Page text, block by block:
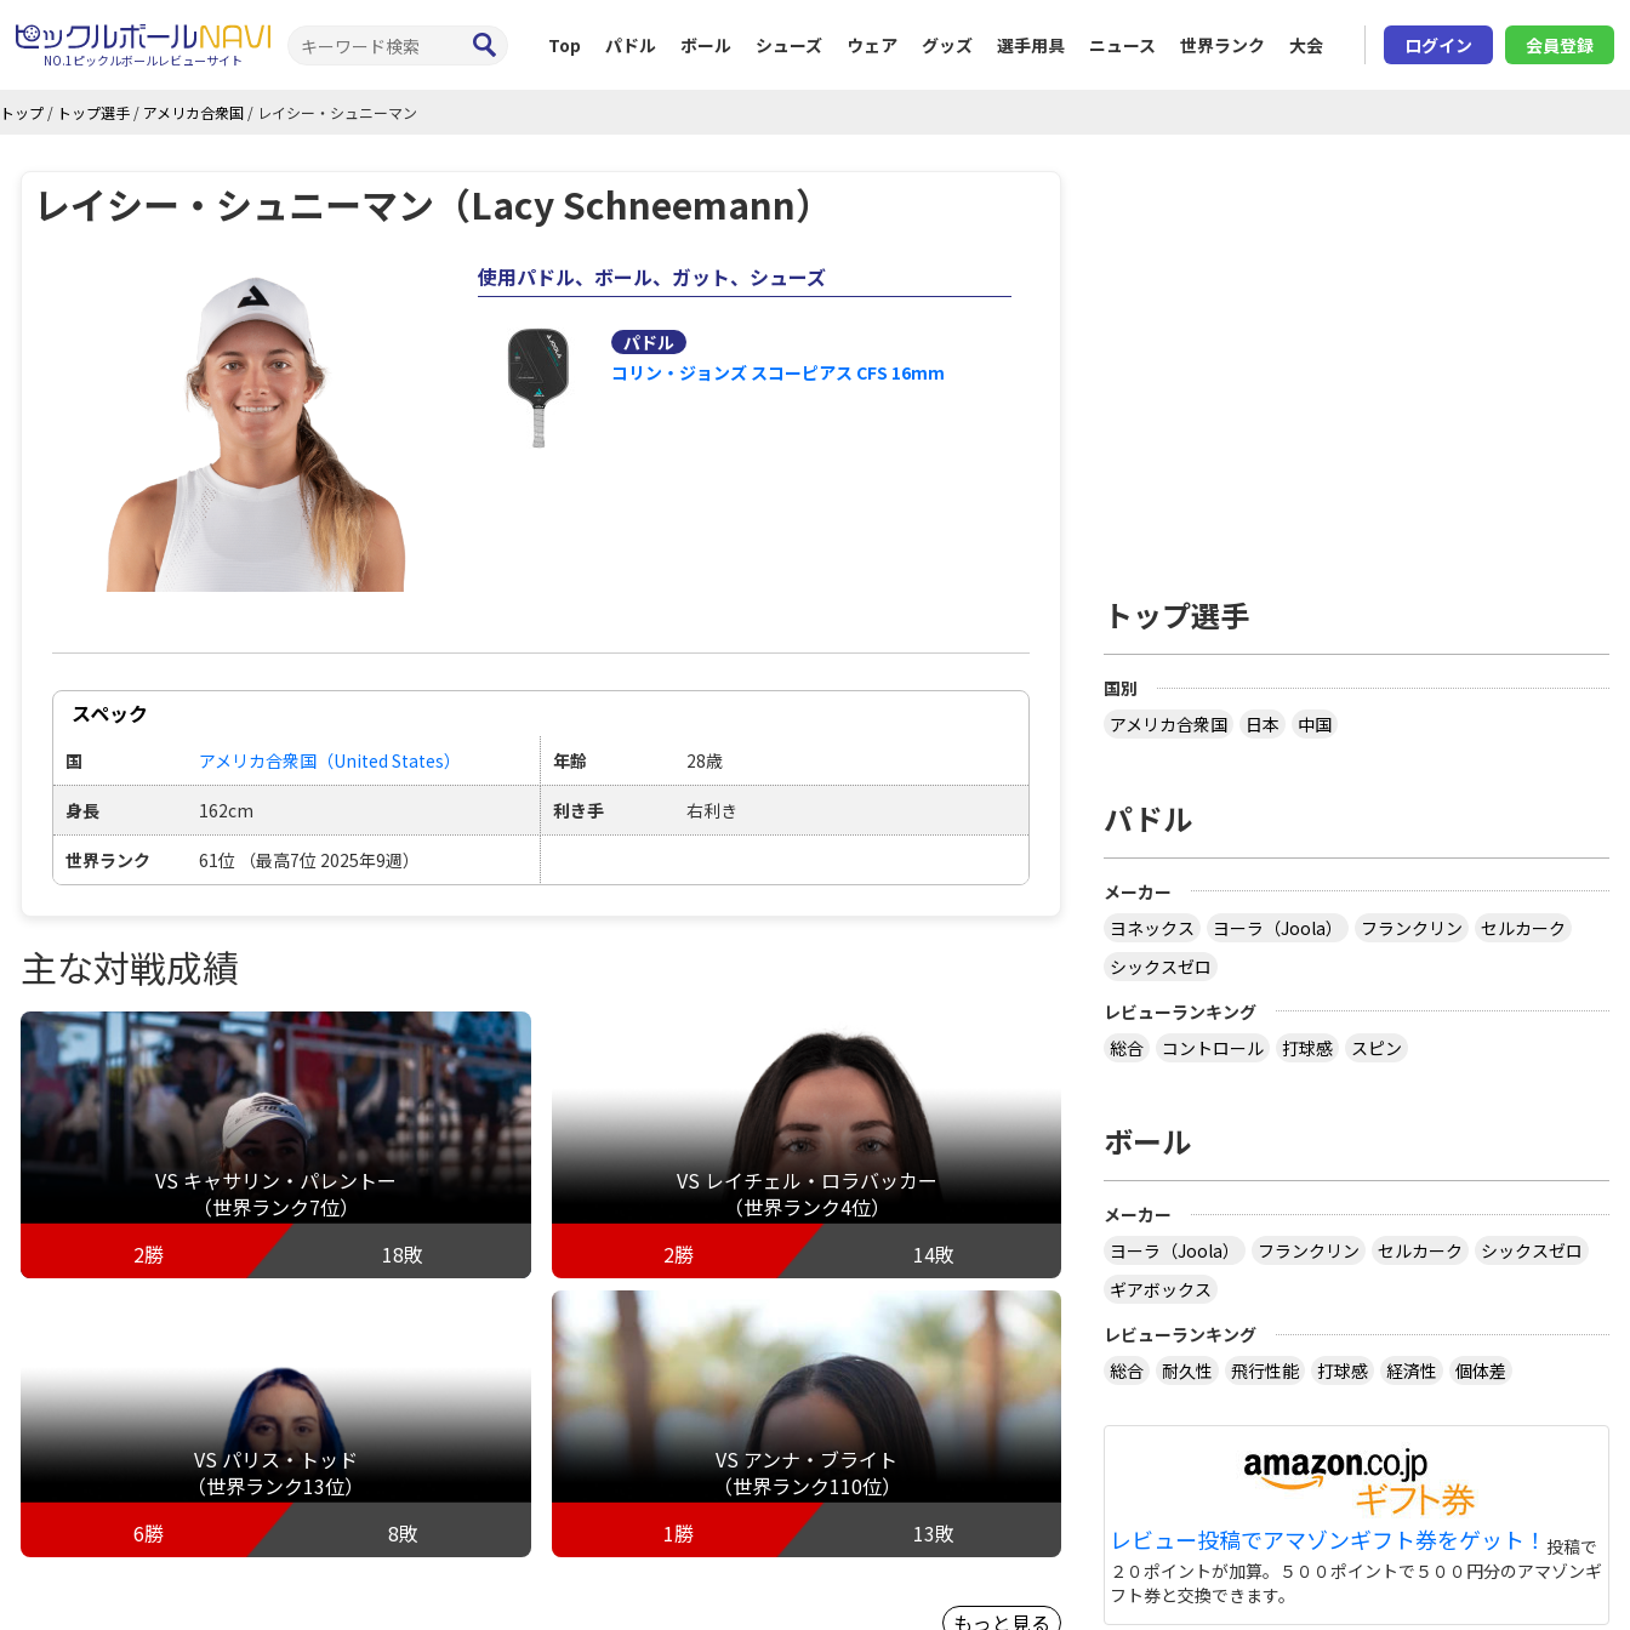
NO.1ピックルボールレビューサイト
Top パドル ボール シューズ ウェア グッズ 選手用具 ニュース 世界ランク 大会 ログイン 会員登録
トップ / トップ選手 / アメリカ合衆国 / レイシー・シュニーマン
レイシー・シュニーマン（Lacy Schneemann）
使用パドル、ボール、ガット、シューズ
パドル
コリン・ジョンズ スコーピアス CFS 16mm
スペック
国 アメリカ合衆国（United States） 年齢 28歳
身長 162cm 利き手 右利き
世界ランク 61位 （最高7位 2025年9週）
主な対戦成績
VS キャサリン・パレントー
（世界ランク7位）
2勝
18敗
VS レイチェル・ロラバッカー
（世界ランク4位）
2勝
14敗
VS パリス・トッド
（世界ランク13位）
6勝
8敗
VS アンナ・ブライト
（世界ランク110位）
1勝
13敗
もっと見る
トップ選手
国別
アメリカ合衆国
日本 中国
パドル
メーカー
ヨネックス
ヨーラ（Joola） フランクリン
セルカーク
シックスゼロ
レビューランキング
総合
コントロール 打球感 スピン
ボール
メーカー
ヨーラ（Joola）
フランクリン セルカーク
シックスゼロ
ギアボックス
レビューランキング
総合
耐久性 飛行性能 打球感 経済性 個体差
レビュー投稿でアマゾンギフト券をゲット！ 投稿で
２０ポイントが加算。５００ポイントで５００円分のアマゾンギ
フト券と交換できます。